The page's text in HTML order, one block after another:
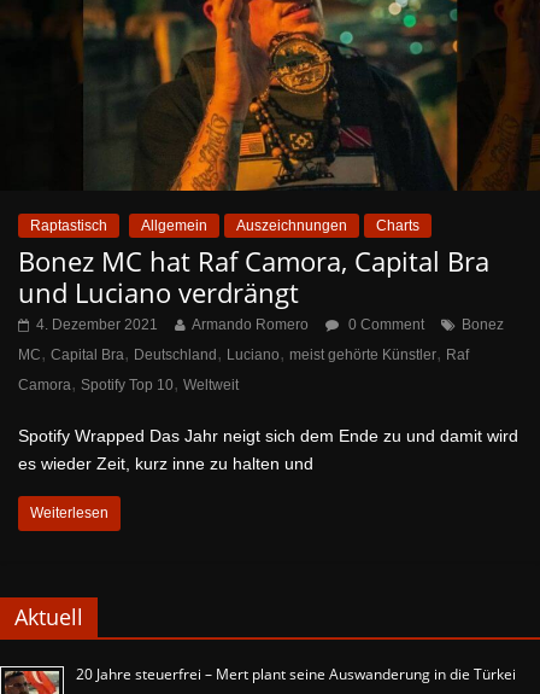
Raptastisch Allgemein Auszeichnungen Charts
Bonez MC hat Raf Camora, Capital Bra
und Luciano verdrängt
4. Dezember 2021 Armando Romero 0 Comment
Bonez
MC, Capital Bra, Deutschland , Luciano, meist gehörte Künstler, Raf
Camora, Spotify Top 10, Weltweit
Spotify Wrapped Das Jahr neigt sich dem Ende zu und damit wird
es wieder Zeit, kurz inne zu halten und
Weiterlesen
Aktuell
20 Jahre steuerfrei – Mert plant seine Auswanderung in die Türkei